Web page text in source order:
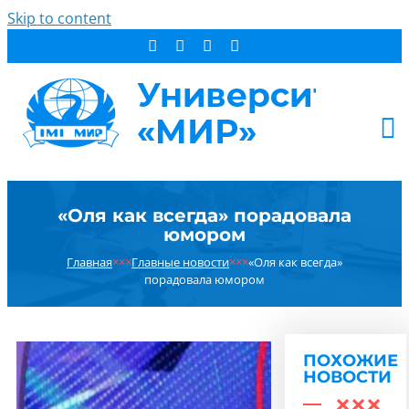
Skip to content
СТУДЕНТУ
ОБ УНИВЕРСИТЕТЕ
НОВОСТИ
РЕЗУЛЬТАТ ПОИСКА:
«Оля как всегда» порадовала
юмором
Главная×××Главные новости×××«Оля как всегда»
порадовала юмором
ПОХОЖИЕ
НОВОСТИ